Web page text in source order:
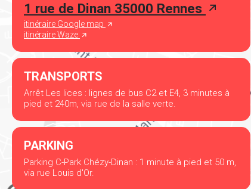
1 rue de Dinan 35000 Rennes
itinéraire Google map
itinéraire Waze
TRANSPORTS
Arrêt Les lices : lignes de bus C2 et E4, 3 minutes à
pied et 240m, via rue de la salle verte.
PARKING
Parking C-Park Chézy-Dinan : 1 minute à pied et 50 m,
via rue Louis d'Or.